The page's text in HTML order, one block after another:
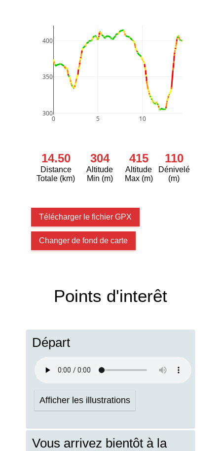
0 5 10
300
350
400
14.50
Distance
Totale (km)
304
Altitude
Min (m)
415
Altitude
Max (m)
110
Dénivelé
(m)
Télécharger le fichier GPX
Changer de fond de carte
Points d'interêt
Départ
Afficher les illustrations
Vous arrivez bientôt à la